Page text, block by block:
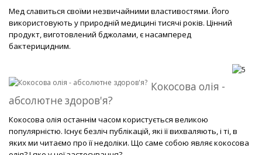
Мед славиться своїми незвичайними властивостями. Його
використовують у природній медицині тисячі років. Цінний
продукт, виготовлений бджолами, є насамперед
бактерицидним.
Кокосова олія -
абсолютне здоров'я?
Кокосова олія останнім часом користується великою
популярністю. Існує безліч публікацій, які її вихваляють, і ті, в
яких ми читаємо про її недоліки. Що саме собою являє кокосова